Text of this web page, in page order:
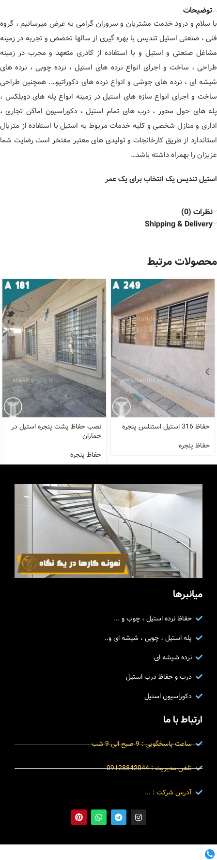
توضیحات
با سلام و درود خدمت مشتریان و سروران گرامی به عرض میرسانیم ، گروه
فنی ، صنعتی استیل تندیس با بهره گیری از سالها تخصص و تجربه در زمینه
مشاغل صنعتی و استیل و با استفاده از کادری متعهد و مجرب در زمینه
طراحی ، ساخت و اجرای انواع نرده های استیل ، نرده چوبی ، نرده های
شیشه ای ، نرده های جوشی و انواع نرده های دکوراتیو…. همچنین طراحی
ساخت و اجرای انواع سازه های استیل در زمینه انواع پله های دوبلکس ،
پله های حول محور ، درب های تمام استیل ، دکوراسیون اماکن تجاری ،
اداری و منازل شخصی و کلیه خدمات مربوط به استیل با استفاده از متریال
استاندارد از طریق کارخانجات و تولیدی های معتبر مفتخر است رضایت شما
عزیزان را بهمراه داشته باشد…
استیل تندیس یک انتخاب برای یک عمر
نظرات (0)
Shipping & Delivery
محصولات مرتبط
حفاظ 316 استیل استنلس پنجره
حفاظ پنجره
نصب حفاظ پشت پنجره استیل در
جماران
حفاظ پنجره
میانبرها
حفاظ نرده استیل ، چوب و ...
پله استیل ، چوبی ، شیشه ای و..
نرده شیشه ای
درب و حفاظ درب استیل
دکوراسیون استیل
ارتباط با ما
ساعت پاسخگویی : 9 صبح الی 9 شب
تلفن مدیریت : 09128842044
آدرس شرکت : ...